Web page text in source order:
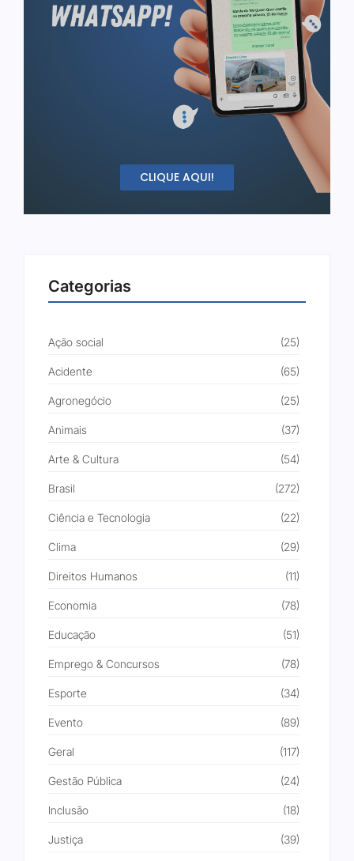
CLIQUE AQUI!
Categorias
Ação social (25)
Acidente (65)
Agronegócio (25)
Animais (37)
Arte & Cultura (54)
Brasil (272)
Ciência e Tecnologia (22)
Clima (29)
Direitos Humanos (11)
Economia (78)
Educação (51)
Emprego & Concursos (78)
Esporte (34)
Evento (89)
Geral (117)
Gestão Pública (24)
Inclusão (18)
Justiça (39)